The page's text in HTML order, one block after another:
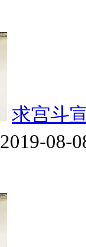
求宫斗
2019-08-